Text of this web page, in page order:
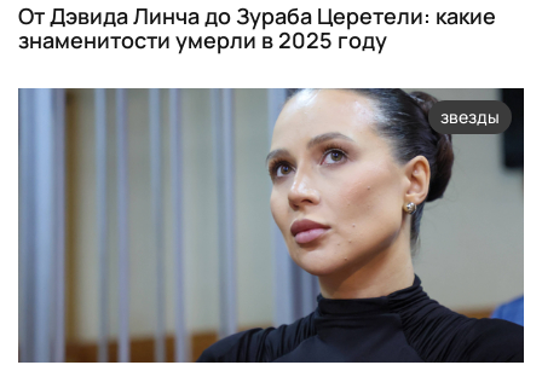
От Дэвида Линча до Зураба Церетели: какие
знаменитости умерли в 2025 году
звезды